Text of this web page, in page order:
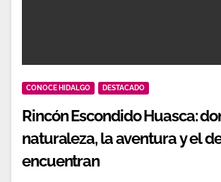
CONOCE HIDALGO DESTACADO
Rincón Escondido Huasca:
naturaleza, la aventura y el
encuentran